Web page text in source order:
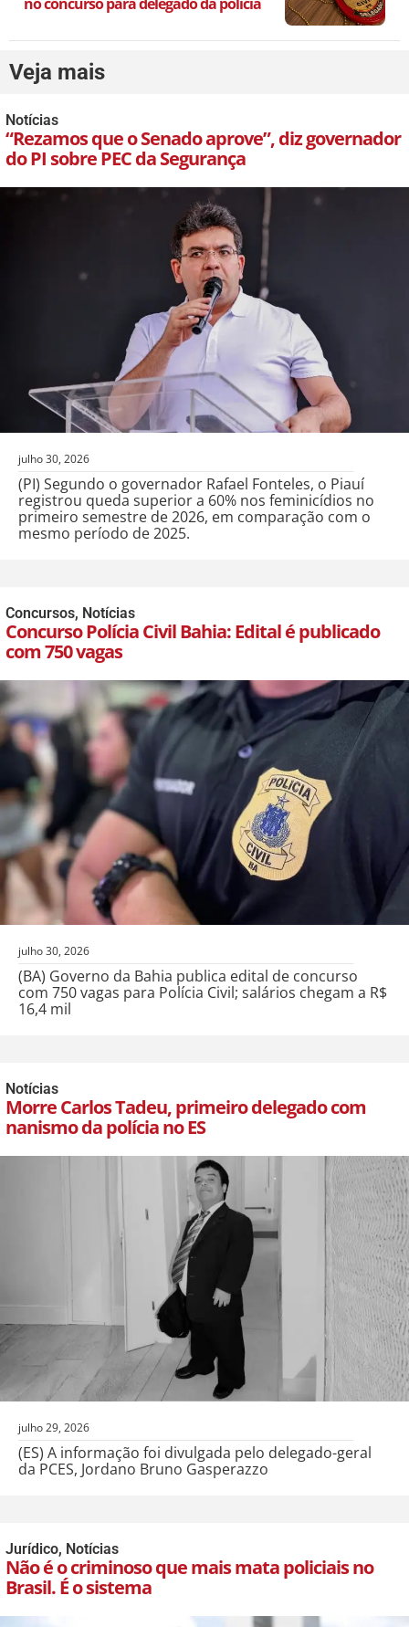
Veja mais
Notícias
“Rezamos que o Senado aprove”, diz governador
do PI sobre PEC da Segurança
julho 30, 2026
(PI) Segundo o governador Rafael Fonteles, o Piauí
registrou queda superior a 60% nos feminicídios no
primeiro semestre de 2026, em comparação com o
mesmo período de 2025.
Concursos, Notícias
Concurso Polícia Civil Bahia: Edital é publicado
com 750 vagas
julho 30, 2026
(BA) Governo da Bahia publica edital de concurso
com 750 vagas para Polícia Civil; salários chegam a R$
16,4 mil
Notícias
Morre Carlos Tadeu, primeiro delegado com
nanismo da polícia no ES
julho 29, 2026
(ES) A informação foi divulgada pelo delegado-geral
da PCES, Jordano Bruno Gasperazzo
Jurídico, Notícias
Não é o criminoso que mais mata policiais no
Brasil. É o sistema